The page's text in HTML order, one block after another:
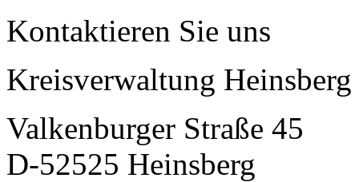
Kontaktieren Sie uns
Kreisverwaltung Heinsberg
Valkenburger Straße 45
D-52525 Heinsberg